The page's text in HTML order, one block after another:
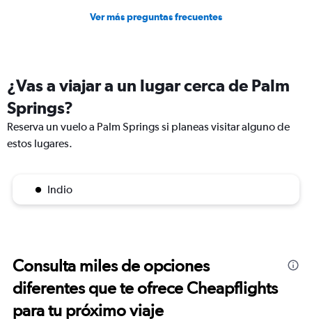
Ver más preguntas frecuentes
¿Vas a viajar a un lugar cerca de Palm
Springs?
Reserva un vuelo a Palm Springs si planeas visitar alguno de
estos lugares.
Indio
Consulta miles de opciones
diferentes que te ofrece Cheapflights
para tu próximo viaje